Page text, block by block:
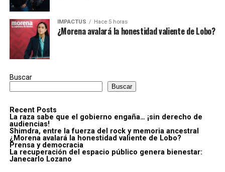
IMPACTUS Hace 5 horas
¿Morena avalará la honestidad valiente de Lobo?
Buscar
Buscar
Recent Posts
La raza sabe que el gobierno engaña… ¡sin derecho de
audiencias!
Shimdra, entre la fuerza del rock y memoria ancestral
¿Morena avalará la honestidad valiente de Lobo?
Prensa y democracia
La recuperación del espacio público genera bienestar:
Janecarlo Lozano